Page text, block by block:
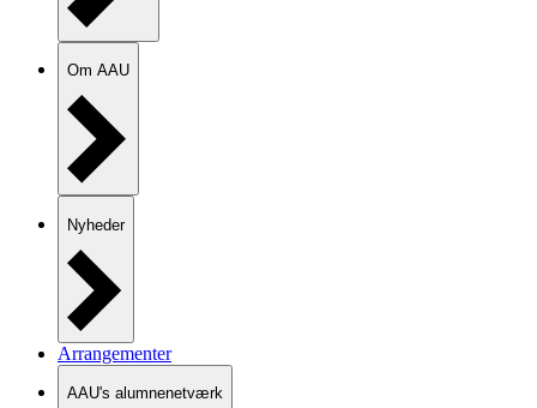
Om AAU
Nyheder
Arrangementer
AAU's alumnenetværk